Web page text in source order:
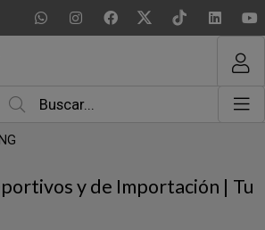
MI COMPRA
y de Importación | Tu